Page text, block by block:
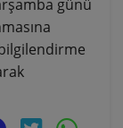
günü